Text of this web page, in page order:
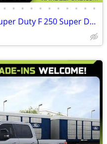
• • • • • • • • • • •
2026 Ford F250 F 250 F-250 Super Duty F 250 Super Duty King Ranch FOR